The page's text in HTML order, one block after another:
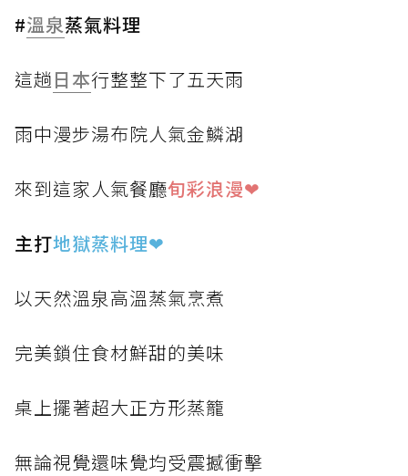
#溫泉蒸氣料理
這趟日本行整整下了五天雨
雨中漫步湯布院人氣金鱗湖
來到這家人氣餐廳旬彩浪漫❤
主打地獄蒸料理❤
以天然溫泉高溫蒸氣烹煮
完美鎖住食材鮮甜的美味
桌上擺著超大正方形蒸籠
無論視覺還味覺均受震撼衝擊